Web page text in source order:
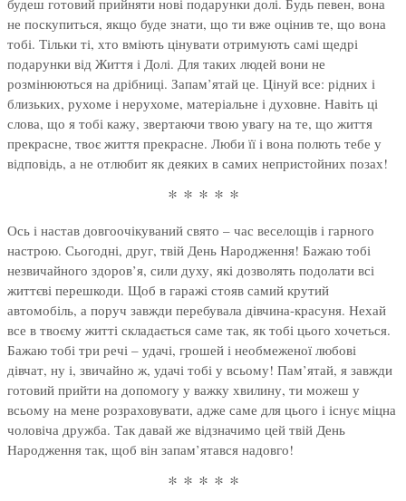
будеш готовий прийняти нові подарунки долі. Будь певен, вона
не поскупиться, якщо буде знати, що ти вже оцінив те, що вона
тобі. Тільки ті, хто вміють цінувати отримують самі щедрі
подарунки від Життя і Долі. Для таких людей вони не
розмінюються на дрібниці. Запам’ятай це. Цінуй все: рідних і
близьких, рухоме і нерухоме, матеріальне і духовне. Навіть ці
слова, що я тобі кажу, звертаючи твою увагу на те, що життя
прекрасне, твоє життя прекрасне. Люби її і вона полють тебе у
відповідь, а не отлюбит як деяких в самих непристойних позах!
* * * * *
Ось і настав довгоочікуваний свято – час веселощів і гарного
настрою. Сьогодні, друг, твій День Народження! Бажаю тобі
незвичайного здоров’я, сили духу, які дозволять подолати всі
життєві перешкоди. Щоб в гаражі стояв самий крутий
автомобіль, а поруч завжди перебувала дівчина-красуня. Нехай
все в твоєму житті складається саме так, як тобі цього хочеться.
Бажаю тобі три речі – удачі, грошей і необмеженої любові
дівчат, ну і, звичайно ж, удачі тобі у всьому! Пам’ятай, я завжди
готовий прийти на допомогу у важку хвилину, ти можеш у
всьому на мене розраховувати, адже саме для цього і існує міцна
чоловіча дружба. Так давай же відзначимо цей твій День
Народження так, щоб він запам’ятався надовго!
* * * * *